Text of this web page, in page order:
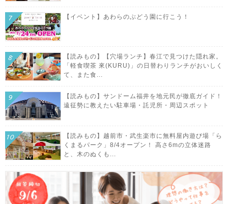
【イベント】あわらのぶどう園に行こう！
【読みもの】【穴場ランチ】春江で見つけた隠れ家。
「軽食喫茶 來(KURU)」の日替わりランチがおいしく
て、また食...
【読みもの】サンドーム福井を地元民が徹底ガイド！
遠征勢に教えたい駐車場・託児所・周辺スポット
【読みもの】越前市・武生楽市に無料屋内遊び場「ら
くまるパーク」8/4オープン！ 高さ6mの立体迷路
と、木のぬくも...